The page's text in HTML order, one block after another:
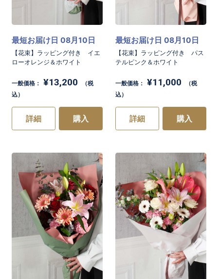
【花束】ラッピング付き イエ
ローオレンジ＆ホワイト
最短お届け日 08月10日
一般価格： ¥13,200
（税
込）
詳細 購入
【花束】ラッピング付き パス
テルピンク＆ホワイト
最短お届け日 08月10日
一般価格： ¥11,000
（税
込）
詳細 購入